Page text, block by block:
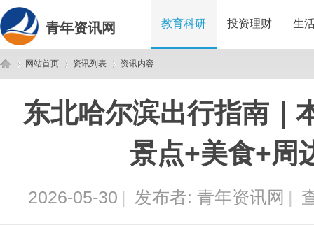
青年资讯网 教育科研 投资理财 生
网站首页
›
资讯列表
›
资讯内容
东北哈尔滨出行指南｜
景点+美食+周
2026-05-30 | 发布者: 青年资讯网 |